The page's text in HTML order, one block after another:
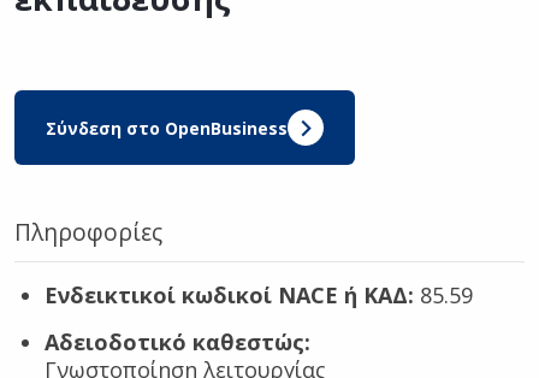
Σύνδεση στο OpenBusiness
Πληροφορίες
Ενδεικτικοί κωδικοί NACE ή ΚΑΔ: 85.59
Αδειοδοτικό καθεστώς:
Γνωστοποίηση λειτουργίας